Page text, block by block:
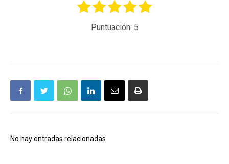
Puntuación: 5
No hay entradas relacionadas